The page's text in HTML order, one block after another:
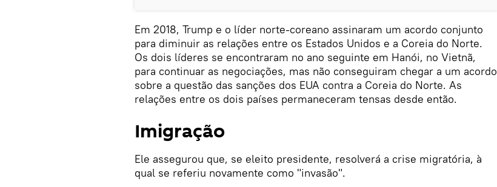
Em 2018, Trump e o líder norte-coreano assinaram um acordo conjunto
para diminuir as relações entre os Estados Unidos e a Coreia do Norte.
Os dois líderes se encontraram no ano seguinte em Hanói, no Vietnã,
para continuar as negociações, mas não conseguiram chegar a um acordo
sobre a questão das sanções dos EUA contra a Coreia do Norte. As
relações entre os dois países permaneceram tensas desde então.
Imigração
Ele assegurou que, se eleito presidente, resolverá a crise migratória, à
qual se referiu novamente como "invasão".